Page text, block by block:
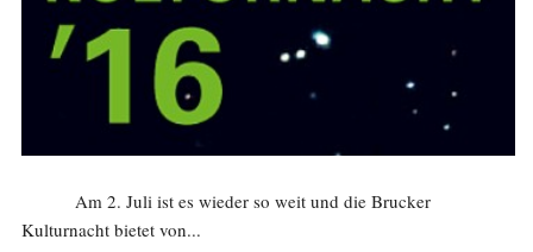
Am 2. Juli ist es wieder so weit und die Brucker
Kulturnacht bietet von...